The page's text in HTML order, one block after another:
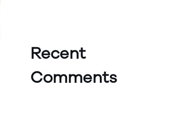
Recent
Comments